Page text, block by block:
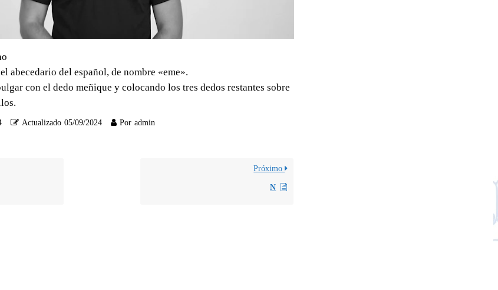
abecedario del español, de nombre «eme».
con el dedo meñique y colocando los tres dedos restantes sobre
Actualizado 05/09/2024 Por admin
Próximo
N